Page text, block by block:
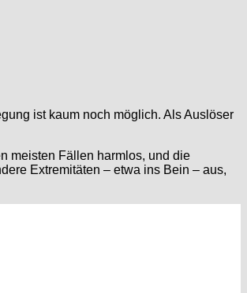
ist kaum noch möglich. Als Auslöser
meisten Fällen harmlos, und die
Extremitäten – etwa ins Bein – aus,